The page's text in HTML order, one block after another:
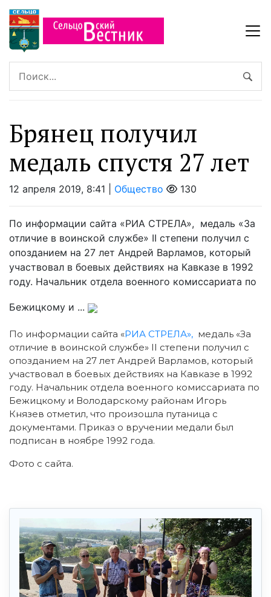
Брянец получил
медаль спустя 27 лет
12 апреля 2019, 8:41 | Общество 130
По информации сайта «РИА СТРЕЛА», медаль «За
отличие в воинской службе» II степени получил с
опозданием на 27 лет Андрей Варламов, который
участвовал в боевых действиях на Кавказе в 1992
году. Начальник отдела военного комиссариата по
Бежицкому и ...
По информации сайта «РИА СТРЕЛА», медаль «За
отличие в воинской службе» II степени получил с
опозданием на 27 лет Андрей Варламов, который
участвовал в боевых действиях на Кавказе в 1992
году. Начальник отдела военного комиссариата по
Бежицкому и Володарскому районам Игорь
Князев отметил, что произошла путаница с
документами. Приказ о вручении медали был
подписан в ноябре 1992 года.
Фото с сайта.